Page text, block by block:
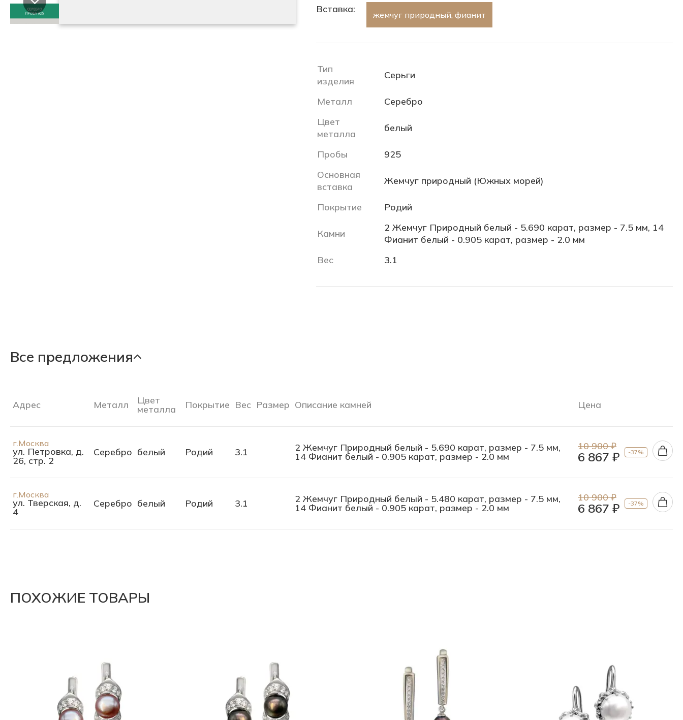
Вставка: жемчуг природный, фианит
Тип
изделия
Серьги
Металл
Серебро
Цвет
металла
белый
Пробы
925
Основная
вставка
Жемчуг природный (Южных морей)
Покрытие Родий
Камни
2 Жемчуг Природный белый - 5.690 карат, размер - 7.5 мм, 14
Фианит белый - 0.905 карат, размер - 2.0 мм
Вес
3.1
Все предложения
Адрес Металл Цвет
металла Покрытие Вес Размер Описание камней Цена
г.Москва
ул. Петровка, д.
26, стр. 2
Серебро белый Родий 3.1 2 Жемчуг Природный белый - 5.690 карат, размер - 7.5 мм,
14 Фианит белый - 0.905 карат, размер - 2.0 мм
10 900 ₽
6 867 ₽ -37%
г.Москва
ул. Тверская, д.
4
Серебро белый Родий 3.1 2 Жемчуг Природный белый - 5.480 карат, размер - 7.5 мм,
14 Фианит белый - 0.905 карат, размер - 2.0 мм
10 900 ₽
6 867 ₽ -37%
ПОХОЖИЕ ТОВАРЫ